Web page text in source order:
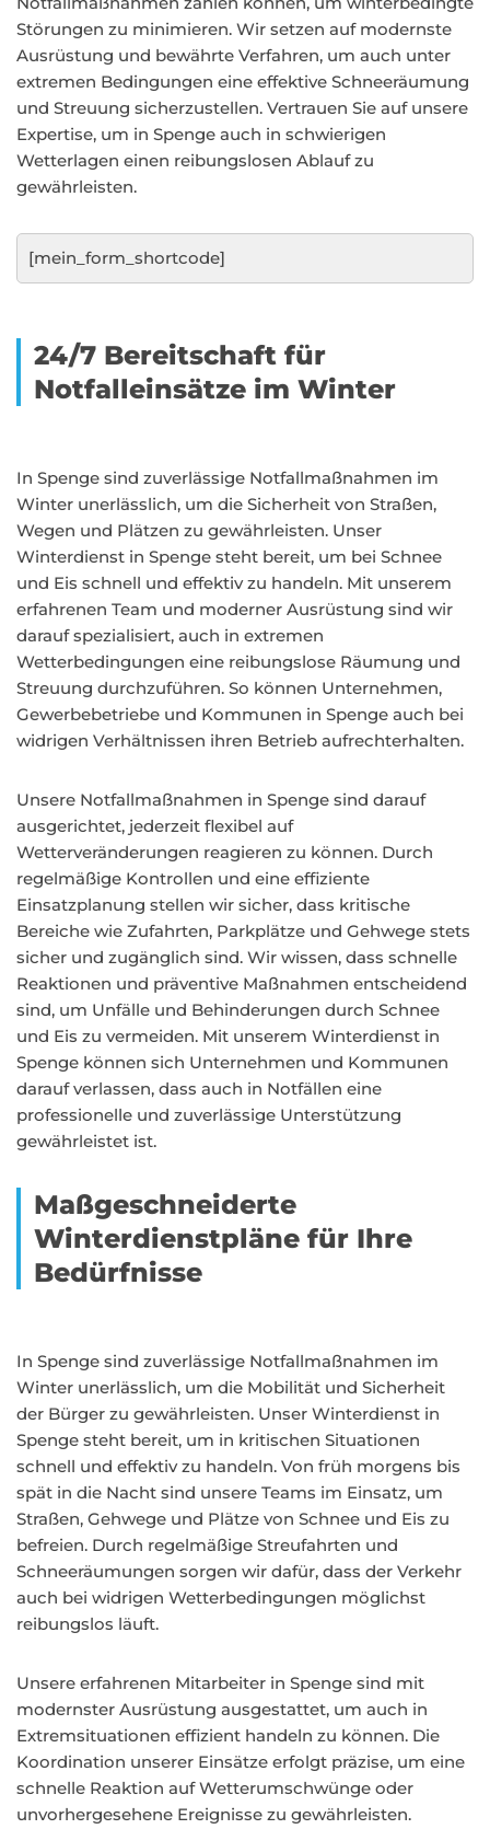
Störungen zu minimieren. Wir setzen auf modernste
Ausrüstung und bewährte Verfahren, um auch unter
extremen Bedingungen eine effektive Schneeräumung
und Streuung sicherzustellen. Vertrauen Sie auf unsere
Expertise, um in Spenge auch in schwierigen
Wetterlagen einen reibungslosen Ablauf zu
gewährleisten.
[mein_form_shortcode]
24/7 Bereitschaft für
Notfalleinsätze im Winter
In Spenge sind zuverlässige Notfallmaßnahmen im
Winter unerlässlich, um die Sicherheit von Straßen,
Wegen und Plätzen zu gewährleisten. Unser
Winterdienst in Spenge steht bereit, um bei Schnee
und Eis schnell und effektiv zu handeln. Mit unserem
erfahrenen Team und moderner Ausrüstung sind wir
darauf spezialisiert, auch in extremen
Wetterbedingungen eine reibungslose Räumung und
Streuung durchzuführen. So können Unternehmen,
Gewerbebetriebe und Kommunen in Spenge auch bei
widrigen Verhältnissen ihren Betrieb aufrechterhalten.
Unsere Notfallmaßnahmen in Spenge sind darauf
ausgerichtet, jederzeit flexibel auf
Wetterveränderungen reagieren zu können. Durch
regelmäßige Kontrollen und eine effiziente
Einsatzplanung stellen wir sicher, dass kritische
Bereiche wie Zufahrten, Parkplätze und Gehwege stets
sicher und zugänglich sind. Wir wissen, dass schnelle
Reaktionen und präventive Maßnahmen entscheidend
sind, um Unfälle und Behinderungen durch Schnee
und Eis zu vermeiden. Mit unserem Winterdienst in
Spenge können sich Unternehmen und Kommunen
darauf verlassen, dass auch in Notfällen eine
professionelle und zuverlässige Unterstützung
gewährleistet ist.
Maßgeschneiderte
Winterdienstpläne für Ihre
Bedürfnisse
In Spenge sind zuverlässige Notfallmaßnahmen im
Winter unerlässlich, um die Mobilität und Sicherheit
der Bürger zu gewährleisten. Unser Winterdienst in
Spenge steht bereit, um in kritischen Situationen
schnell und effektiv zu handeln. Von früh morgens bis
spät in die Nacht sind unsere Teams im Einsatz, um
Straßen, Gehwege und Plätze von Schnee und Eis zu
befreien. Durch regelmäßige Streufahrten und
Schneeräumungen sorgen wir dafür, dass der Verkehr
auch bei widrigen Wetterbedingungen möglichst
reibungslos läuft.
Unsere erfahrenen Mitarbeiter in Spenge sind mit
modernster Ausrüstung ausgestattet, um auch in
Extremsituationen effizient handeln zu können. Die
Koordination unserer Einsätze erfolgt präzise, um eine
schnelle Reaktion auf Wetterumschwünge oder
unvorhergesehene Ereignisse zu gewährleisten.